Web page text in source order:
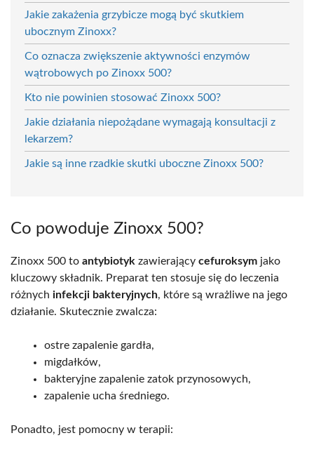
Jakie zakażenia grzybicze mogą być skutkiem
ubocznym Zinoxx?
Co oznacza zwiększenie aktywności enzymów
wątrobowych po Zinoxx 500?
Kto nie powinien stosować Zinoxx 500?
Jakie działania niepożądane wymagają konsultacji z
lekarzem?
Jakie są inne rzadkie skutki uboczne Zinoxx 500?
Co powoduje Zinoxx 500?
Zinoxx 500 to antybiotyk zawierający cefuroksym jako
kluczowy składnik. Preparat ten stosuje się do leczenia
różnych infekcji bakteryjnych, które są wrażliwe na jego
działanie. Skutecznie zwalcza:
ostre zapalenie gardła,
migdałków,
bakteryjne zapalenie zatok przynosowych,
zapalenie ucha średniego.
Ponadto, jest pomocny w terapii: